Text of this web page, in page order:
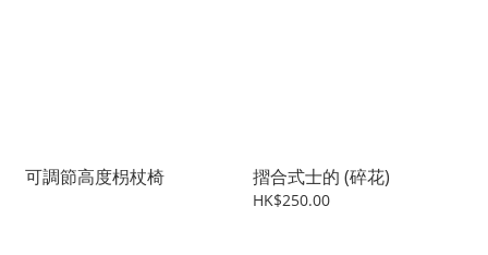
可調節高度枴杖椅 摺合式士的 (碎花)
HK$250.00